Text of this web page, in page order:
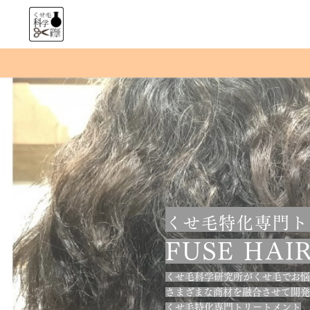
くせ毛特化専門
FUSE
くせ毛科学研究所がくせ毛でお
さまざまな商材を融合させて開
くせ毛特化専門トリートメント